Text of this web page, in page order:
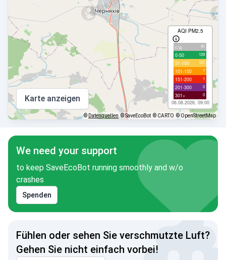
AQI PM2.5
с/д 91
0-50 129
51-100 121
101-150 7
151-200 1
201-300 0
301+ 0
06.08.2026, 09:00
Karte anzeigen
© Datenquellen © SaveEcoBot © CARTO © OpenStreetMap
We need your support
to keep SaveEcoBot running smoothly and w/o
crashes
Spenden
Fühlen oder sehen Sie verschmutzte Luft?
Gehen Sie nicht einfach vorbei!